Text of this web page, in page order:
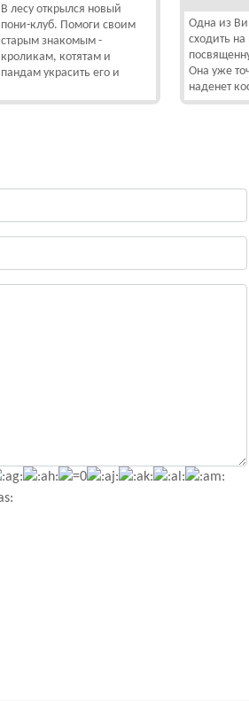
В лесу открылся новый
пони-клуб. Помоги своим
старым знакомым -
кроликам, котятам и
пандам украсить его и
Одна из
сходить
Она уже
наденет